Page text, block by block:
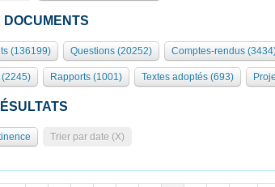
DOCUMENTS
(136199) Questions (20252) Comptes-rendus
(2245) Rapports (1001) Textes adoptés (693)
Trier par date (X)